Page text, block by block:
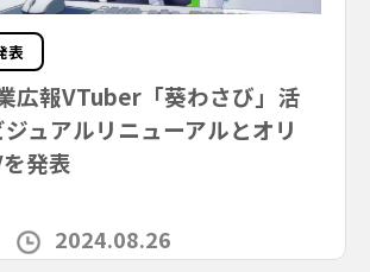
表
広報VTuber「葵わさび」活
ュアルリニューアルとオリ
発表
2024.08.26